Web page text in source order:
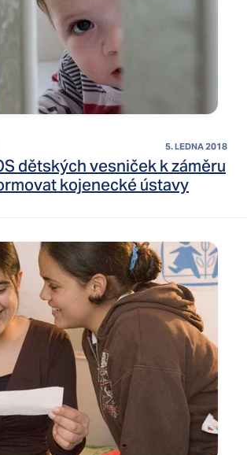
5. LEDNA 2018
dětských vesniček k záměru
kojenecké ústavy